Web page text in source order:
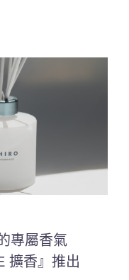
專屬香氣
擴香』推出